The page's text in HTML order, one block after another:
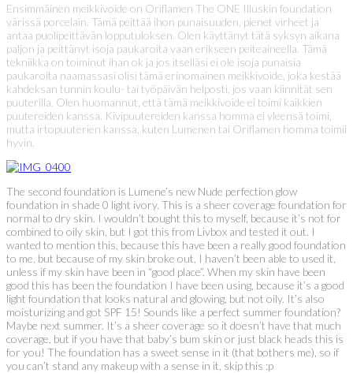
Ensimmäinen meikkivoide on Oriflamen The ONE Illuskin foundation
värissä porcelain. Tämä peittää ihon punaisuuden, pienet virheet ja
antaa puolipeittävän lopputuloksen. Olen käyttänyt tätä syksyn aikana
paljon ja peittänyt isoja paukaroita vaan erikseen peiteaineella. Tämä
tekniikka on toiminut ihan ok ja jos itselläsi ei ole isoja punaisia
paukaroita naamassasi olisi tämä erinomainen meikkivoide, joka kestää
kahdeksan tunnin koulu- tai työpäivän helposti, jos vaan kiinnität sen
puuterilla. Olen huomannut, että tämä meikkivoide ei toimi kaikkien
puutereiden kanssa. Kivipuutereiden kanssa homma ei yleensä toimi,
mutta irtopuuterien kanssa, kuten Lumenen tai Oriflamen homma toimii
hyvin.
The second foundation is Lumene’s new Nude perfection glow
foundation in shade 0 light ivory. This is a sheer coverage foundation for
normal to dry skin. I wouldn’t bought this to myself, because it’s not for
combined to oily skin, but I got this from Livbox and tested it out. I
wanted to mention this, because this have been a really good foundation
to me, but because of my skin broke out, I haven’t been able to used it,
unless if my skin have been in “good place”. When my skin have been
good this has been the foundation I have been using, because it’s a good
light foundation that looks natural and glowing, but not oily. It’s also
moisturizing and got SPF 15! Sounds like a perfect summer foundation?
Maybe next summer. It’s a sheer coverage so it doesn’t have that much
coverage, but if you have that baby’s bum skin or just black heads this is
for you! The foundation has a sweet sense in it (that bothers me), so if
you can’t stand any makeup with a sense in it, skip this :p